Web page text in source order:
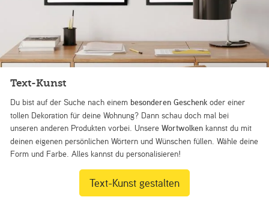
Text-Kunst
Du bist auf der Suche nach einem besonderen Geschenk oder einer
tollen Dekoration für deine Wohnung? Dann schau doch mal bei
unseren anderen Produkten vorbei. UnsereWortwolken kannst du mit
deinen eigenen persönlichen Wörtern und Wünschen füllen. Wähle deine
Form und Farbe. Alles kannst du personalisieren!
Text-Kunst gestalten